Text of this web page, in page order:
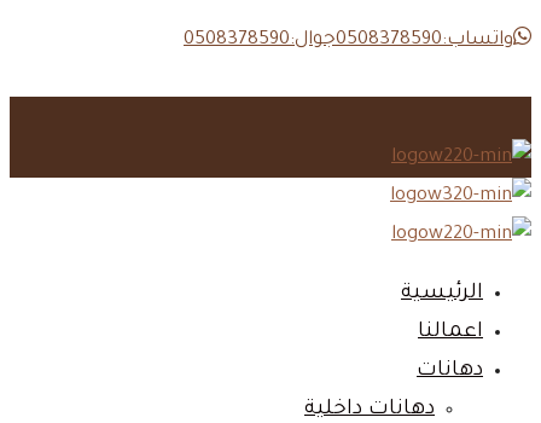
واتساب:0508378590 جوال:0508378590
الرئيسية‎
اعمالنا‎
دهانات‎
دهانات داخلية‎